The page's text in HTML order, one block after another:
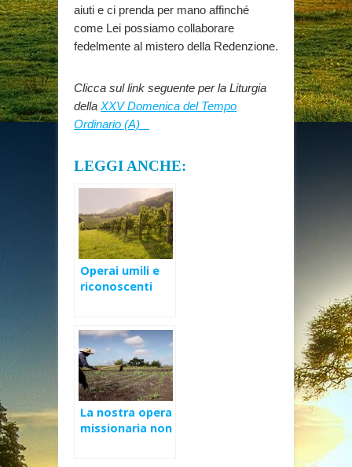
aiuti e ci prenda per mano affinché
come Lei possiamo collaborare
fedelmente al mistero della Redenzione.
Clicca sul link seguente per la Liturgia
della XXV Domenica del Tempo
Ordinario (A)
LEGGI ANCHE:
Operai umili e
riconoscenti
Domenica Ord A
La nostra opera
missionaria non